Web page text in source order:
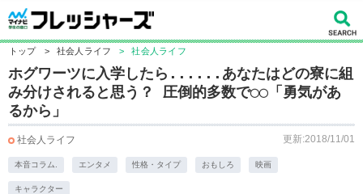
トップ > 社会人ライフ > 社会人ライフ
ホグワーツに入学したら......あなたはどの寮に組
み分けされると思う？ 圧倒的多数で◯◯「勇気があ
るから」
社会人ライフ 更新:2018/11/01
本音コラム. エンタメ 性格・タイプ おもしろ 映画
キャラクター